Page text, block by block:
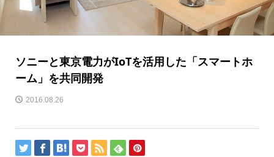
ソニーと東京電力がIoTを活用した「スマートホ
ーム」を共同開発
2016.08.26